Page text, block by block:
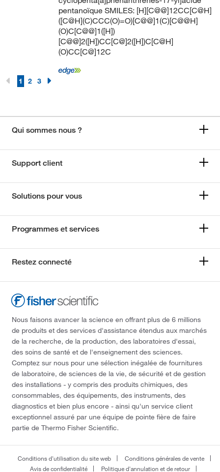
pentanoïque SMILES: [H][C@@]12CC[C@H]
([C@H](C)CCC(O)=O)[C@@]1(C)[C@@H]
(O)C[C@@]1([H])
[C@@]2([H])CC[C@]2([H])C[C@H]
(O)CC[C@]12C
1 2 3
Qui sommes nous ?
Support client
Solutions pour vous
Programmes et services
Restez connecté
Nous faisons avancer la science en offrant plus de 6 millions
de produits et des services d'assistance étendus aux marchés
de la recherche, de la production, des laboratoires d'essai,
des soins de santé et de l'enseignement des sciences.
Comptez sur nous pour une sélection inégalée de fournitures
de laboratoire, de sciences de la vie, de sécurité et de gestion
des installations - y compris des produits chimiques, des
consommables, des équipements, des instruments, des
diagnostics et bien plus encore - ainsi qu'un service client
exceptionnel assuré par une équipe de pointe fière de faire
partie de Thermo Fisher Scientific.
Conditions d'utilisation du site web
Conditions générales de vente
Avis de confidentialité
Politique d'annulation et de retour